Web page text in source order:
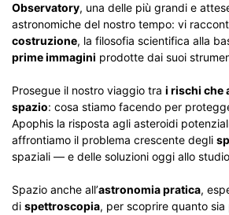
Observatory, una delle più grandi e
astronomiche del nostro tempo: vi
costruzione, la filosofia scientifica alla
prime immagini prodotte dai suoi
Prosegue il nostro viaggio tra i rischi che
spazio: cosa stiamo facendo per
Apophis la risposta agli asteroidi
affrontiamo il problema crescente degli
spaziali — e delle soluzioni oggi allo
Spazio anche all’astronomia pratica,
di spettroscopia, per scoprire quanto